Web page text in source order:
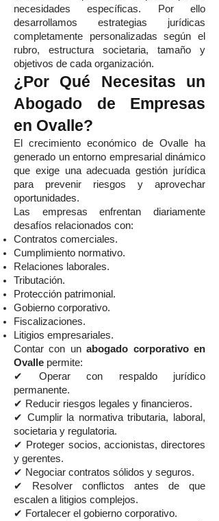
necesidades específicas. Por ello
desarrollamos estrategias jurídicas
completamente personalizadas según el
rubro, estructura societaria, tamaño y
objetivos de cada organización.
¿Por Qué Necesitas un
Abogado de Empresas
en Ovalle?
El crecimiento económico de Ovalle ha
generado un entorno empresarial dinámico
que exige una adecuada gestión jurídica
para prevenir riesgos y aprovechar
oportunidades.
Las empresas enfrentan diariamente
desafíos relacionados con:
Contratos comerciales.
Cumplimiento normativo.
Relaciones laborales.
Tributación.
Protección patrimonial.
Gobierno corporativo.
Fiscalizaciones.
Litigios empresariales.
Contar con unabogado corporativo en
Ovalle permite:
✔ Operar con respaldo jurídico
permanente.
✔ Reducir riesgos legales y financieros.
✔ Cumplir la normativa tributaria, laboral,
societaria y regulatoria.
✔ Proteger socios, accionistas, directores
y gerentes.
✔ Negociar contratos sólidos y seguros.
✔ Resolver conflictos antes de que
escalen a litigios complejos.
✔ Fortalecer el gobierno corporativo.